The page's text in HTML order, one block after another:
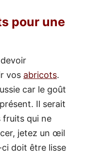
pour une
vos abricots.
car le goût
Il serait
fruits qui ne
jetez un œil
ci doit être lisse